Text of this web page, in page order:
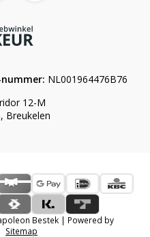
12-M
Breukelen
NL001964476B76
Bestek | Powered by
Sitemap